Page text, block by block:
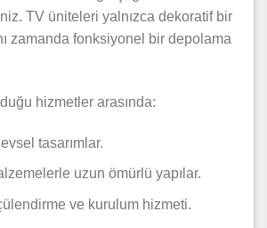
TV üniteleri yalnızca dekoratif bir
zamanda fonksiyonel bir depolama
hizmetler arasında:
tasarımlar.
uzun ömürlü yapılar.
ve kurulum hizmeti.